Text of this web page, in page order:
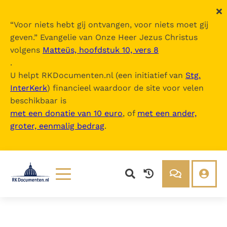
“Voor niets hebt gij ontvangen, voor niets moet gij
geven.” Evangelie van Onze Heer Jezus Christus
volgens Matteüs, hoofdstuk 10, vers 8
.
U helpt RKDocumenten.nl (een initiatief van Stg.
InterKerk) financieel waardoor de site voor velen
beschikbaar is
met een donatie van 10 euro, of met een ander,
groter, eenmalig bedrag.